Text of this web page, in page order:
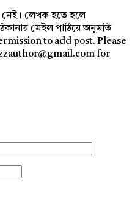
নেই। লেখক হতে হলে
মেইল পাঠিয়ে অনুমতি
to add post. Please
for